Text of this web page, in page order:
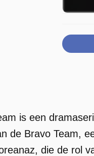
is een
de Bravo Team,
die de rol